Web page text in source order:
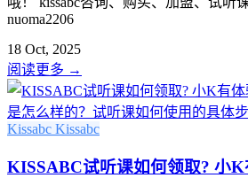
nuoma2206
18 Oct, 2025
阅读更多 →
Kissabc Kissabc
KISSABC试听课如何领取? 小K